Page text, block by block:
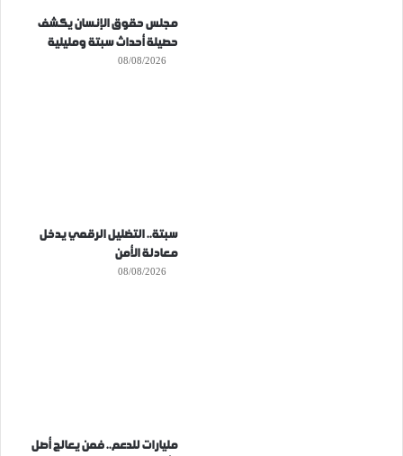
مجلس حقوق الإنسان يكشف
حصيلة أحداث سبتة ومليلية
08/08/2026
سبتة.. التضليل الرقمي يدخل
معادلة الأمن
08/08/2026
مليارات للدعم.. فمن يعالج أصل